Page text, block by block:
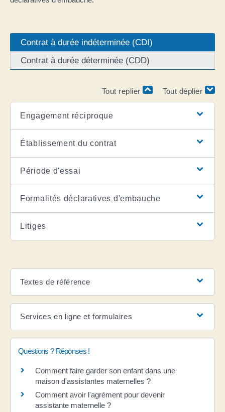
Contrat à durée indéterminée (CDI)
Contrat à durée déterminée (CDD)
Tout replier Tout déplier
Engagement réciproque
Établissement du contrat
Période d'essai
Formalités déclaratives d'embauche
Litiges
Textes de référence
Services en ligne et formulaires
Questions ? Réponses !
Comment faire garder son enfant dans une
maison d'assistantes maternelles ?
Comment avoir l'agrément pour devenir
assistante maternelle ?